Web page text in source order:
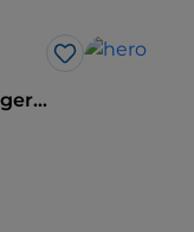
Like